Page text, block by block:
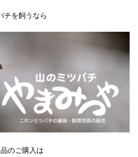
チを飼うなら
のご購入は